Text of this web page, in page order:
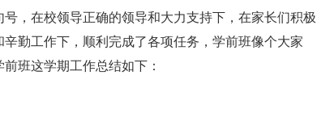
在校领导正确的领导和大力支持下，在家长们积极
勤工作下，顺利完成了各项任务，学前班像个大家
班这学期工作总结如下：